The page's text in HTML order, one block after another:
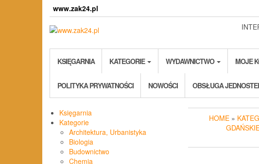
www.zak24.pl
KSIĘGARNIA KATEGORIE WYDAWNICTWO MOJE
POLITYKA PRYWATNOŚCI NOWOŚCI OBSŁUGA
Księgarnia
Kategorie
Architektura, Urbanistyka
Biologia
Budownictwo
Chemia
HOME »